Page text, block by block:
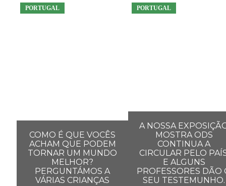
COMO É QUE VOCÊS
ACHAM QUE PODEM
TORNAR UM MUNDO
MELHOR?
PERGUNTÁMOS A
VÁRIAS CRIANÇAS
PORTUGAL
A NOSSA
MOSTRA ODS
CONTINUA A
CIRCULAR PELO
E ALGUNS
PROFESSORES DÃO
SEU TESTEMUNHO.
PORTUGAL